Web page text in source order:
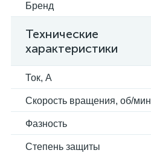
Бренд
Технические
характеристики
Ток, А
Скорость вращения, об/мин
Фазность
Степень защиты